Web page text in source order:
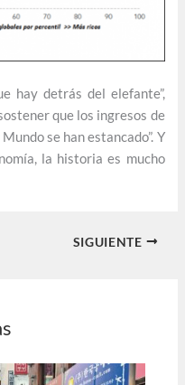
hay detrás del elefante”,
que los ingresos de
se han estancado”. Y
la historia es mucho
SIGUIENTE